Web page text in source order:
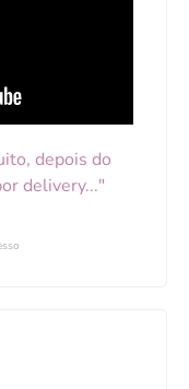
depois do
delivery..."